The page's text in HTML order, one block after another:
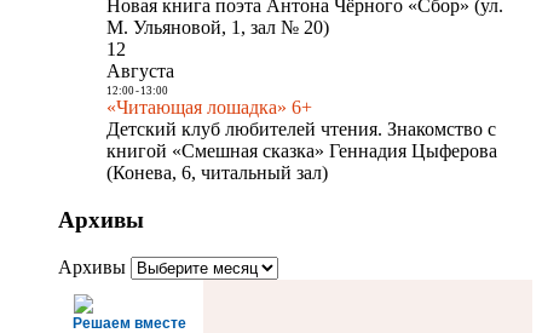
Новая книга поэта Антона Чёрного «Сбор» (ул.
М. Ульяновой, 1, зал № 20)
12
Августа
12:00- 13:00
«Читающая лошадка» 6+
Детский клуб любителей чтения. Знакомство с
книгой «Смешная сказка» Геннадия Цыферова
(Конева, 6, читальный зал)
Архивы
Архивы
Решаем вместе